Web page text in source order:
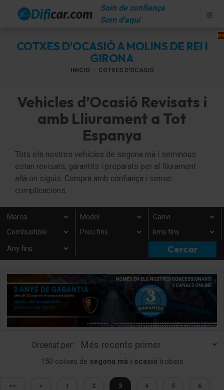
Som de confiança
Som d'aquí
COTXES D'OCASIÓ A MOLINS DE REI I
GIRONA
INICIO COTXES D'OCASIÓ
Vehicles d’Ocasió Revisats i
amb Lliurament a Tot
Espanya
Tots els nostres vehicles de segona mà i seminous
estan revisats, garantits i preparats per al lliurament
allà on siguis. Compra amb confiança i sense
complicacions.
Ordenat per:
150 cotxes de segona mà i ocasió trobats
<< < 1 2 3 4 5 6